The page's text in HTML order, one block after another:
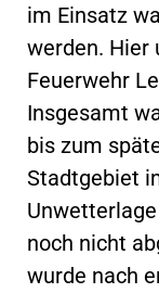
im Einsatz
werden. Hier
Feuerwehr
Insgesamt
bis zum
Stadtgebiet
noch nicht
wurde nach